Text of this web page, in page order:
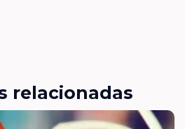
relacionadas